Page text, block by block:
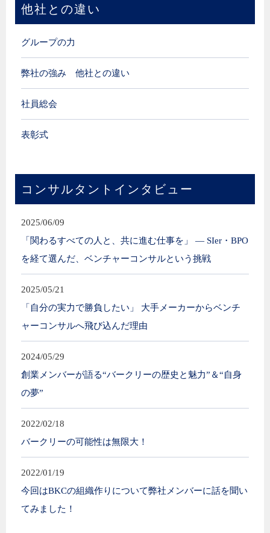
他社との違い
グループの力
弊社の強み 他社との違い
社員総会
表彰式
コンサルタントインタビュー
2025/06/09
「関わるすべての人と、共に進む仕事を」 ― SIer・BPO
を経て選んだ、ベンチャーコンサルという挑戦
2025/05/21
「自分の実力で勝負したい」 大手メーカーからベンチ
ャーコンサルへ飛び込んだ理由
2024/05/29
創業メンバーが語る“バークリーの歴史と魅力”＆“自身
の夢”
2022/02/18
バークリーの可能性は無限大！
2022/01/19
今回はBKCの組織作りについて弊社メンバーに話を聞い
てみました！